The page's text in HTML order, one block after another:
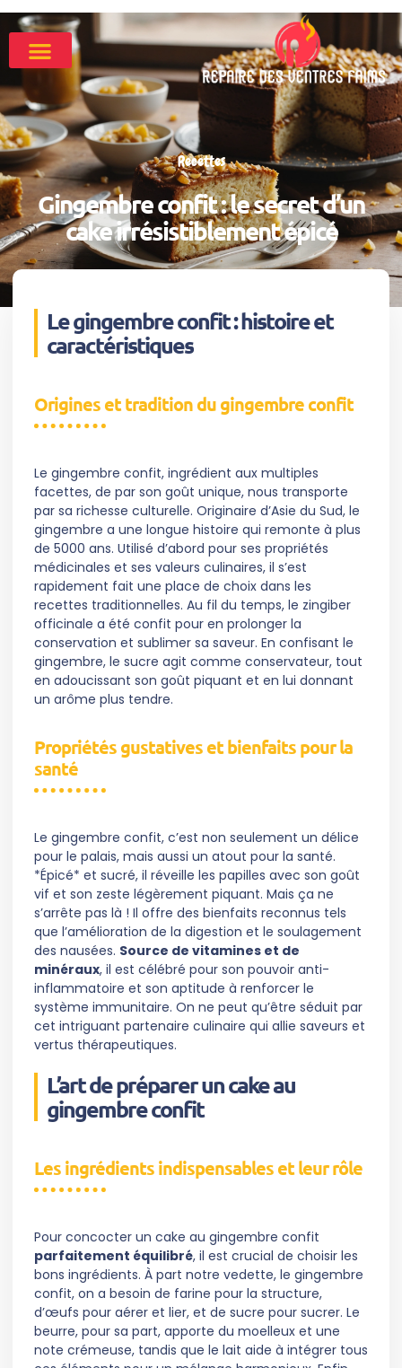
Recettes
Gingembre confit : le secret d’un
cake irrésistiblement épicé
Le gingembre confit : histoire et
caractéristiques
Origines et tradition du gingembre confit
Le gingembre confit, ingrédient aux multiples
facettes, de par son goût unique, nous transporte
par sa richesse culturelle. Originaire d’Asie du Sud, le
gingembre a une longue histoire qui remonte à plus
de 5000 ans. Utilisé d’abord pour ses propriétés
médicinales et ses valeurs culinaires, il s’est
rapidement fait une place de choix dans les
recettes traditionnelles. Au fil du temps, le zingiber
officinale a été confit pour en prolonger la
conservation et sublimer sa saveur. En confisant le
gingembre, le sucre agit comme conservateur, tout
en adoucissant son goût piquant et en lui donnant
un arôme plus tendre.
Propriétés gustatives et bienfaits pour la
santé
Le gingembre confit, c’est non seulement un délice
pour le palais, mais aussi un atout pour la santé.
*Épicé* et sucré, il réveille les papilles avec son goût
vif et son zeste légèrement piquant. Mais ça ne
s’arrête pas là ! Il offre des bienfaits reconnus tels
que l’amélioration de la digestion et le soulagement
des nausées. Source de vitamines et de
minéraux, il est célébré pour son pouvoir anti-
inflammatoire et son aptitude à renforcer le
système immunitaire. On ne peut qu’être séduit par
cet intriguant partenaire culinaire qui allie saveurs et
vertus thérapeutiques.
L’art de préparer un cake au
gingembre confit
Les ingrédients indispensables et leur rôle
Pour concocter un cake au gingembre confit
parfaitement équilibré, il est crucial de choisir les
bons ingrédients. À part notre vedette, le gingembre
confit, on a besoin de farine pour la structure,
d’œufs pour aérer et lier, et de sucre pour sucrer. Le
beurre, pour sa part, apporte du moelleux et une
note crémeuse, tandis que le lait aide à intégrer tous